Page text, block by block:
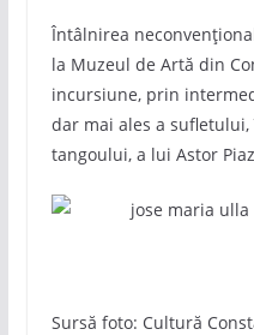
Întâlnirea
la Muzeul de Artă din
incursiune, prin
dar mai ales a
tangoului, a lui Astor
Sursă foto: Cultură